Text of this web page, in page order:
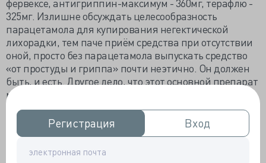
Регистрация
Регистрация Вход
Вход
325мг. Излишне обсуждать целесообразность
парацетамола для купирования негектической
лихорадки, тем паче приём средства при отсутствии
оной, просто без парацетамола выпускать средство
«от простуды и гриппа» почти неэтично. Он должен
быть, и есть. Другое дело, что этот основной препарат
можно купить за сущие копейки, но хочется для себя
больного, а потому и сильнее любимого, каких-нибудь
экзерсисов лекарственных, что уважает и понимает
фармпроизводитель.
Второй обязательный компонент – аскорбиновая